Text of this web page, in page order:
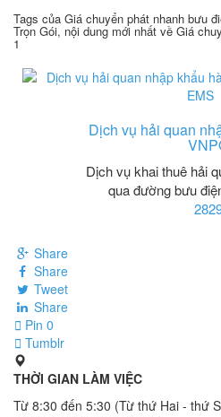
Tags của Giá chuyển phát nhanh bưu
Trọn Gói, nội dung mới nhất về Giá
1
Dịch vụ hải quan
Dịch vụ khai thuê hải
qua đường bưu
Share
Share
Tweet
Share
Pin 0
Tumblr
THỜI GIAN LÀM VIỆC
Từ 8:30 đến 5:30 (Từ thứ Hai - thứ